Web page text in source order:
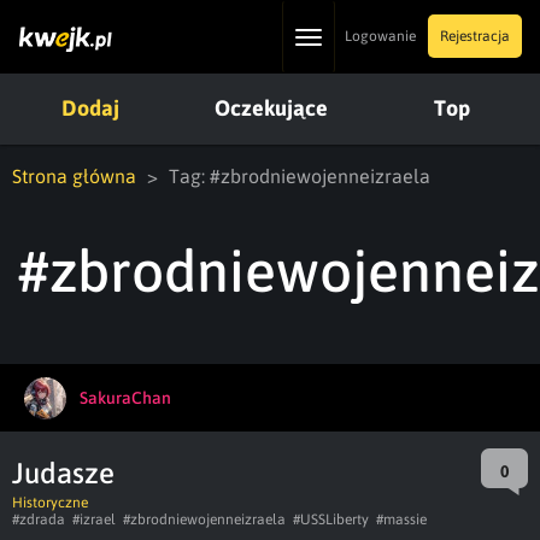
ToggleLogowanie Rejestracja
Dodaj Oczekujące Top
Strona główna Tag: #zbrodniewojenneizraela
SakuraChan
Judasze 0
Historyczne
#zdrada #izrael #zbrodniewojenneizraela #USSLiberty #massie